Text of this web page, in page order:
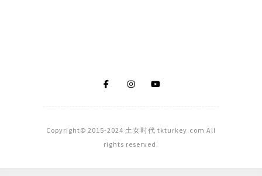
Copyright© 2015-2024 土女时代 tkturkey.com All
rights reserved.